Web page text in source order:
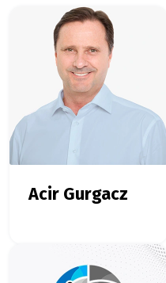
Acir Gurgacz